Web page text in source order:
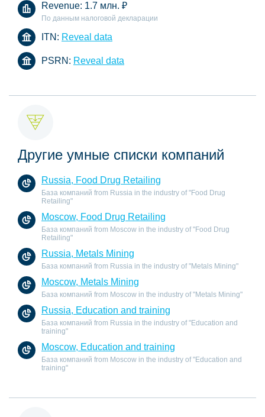
Revenue: 1.7 млн. ₽
По данным налоговой декларации
ITN: Reveal data
PSRN: Reveal data
Другие умные списки компаний
Russia, Food Drug Retailing
База компаний from Russia in the industry of "Food Drug
Retailing"
Moscow, Food Drug Retailing
База компаний from Moscow in the industry of "Food Drug
Retailing"
Russia, Metals Mining
База компаний from Russia in the industry of "Metals Mining"
Moscow, Metals Mining
База компаний from Moscow in the industry of "Metals Mining"
Russia, Education and training
База компаний from Russia in the industry of "Education and
training"
Moscow, Education and training
База компаний from Moscow in the industry of "Education and
training"